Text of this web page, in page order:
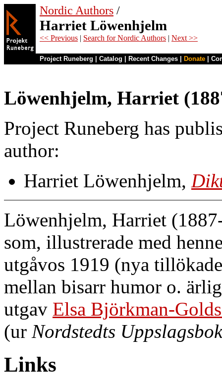
Nordic Authors /
Harriet Löwenhjelm
<< Previous | Search for Nordic Authors | Next >>
Project Runeberg Catalog Recent Changes Donate
Löwenhjelm, Harriet
Project Runeberg has
author:
Harriet Löwenhjelm,
Löwenhjelm, Harriet
som, illustrerade med
utgåvos 1919 (nya
mellan bisarr humor o.
utgav Elsa Björkman-
(ur Nordstedts Uppslagsbok
Links